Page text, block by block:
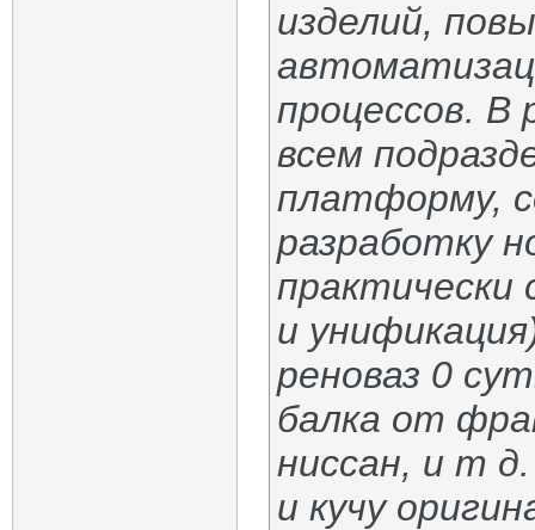
изделий,
процессов. В
всем
платформу,
разработку
и
реноваз 0
балка от
ниссан, и т
и кучу